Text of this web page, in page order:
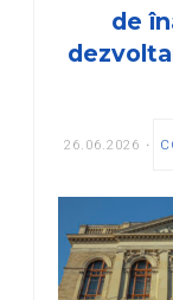
de
26.06.2026